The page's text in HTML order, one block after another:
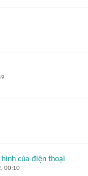
của điện thoại
00:10